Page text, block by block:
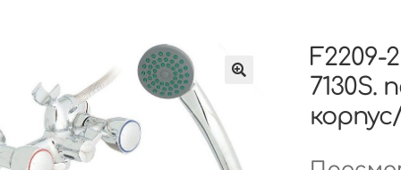
F2209-
7130S.